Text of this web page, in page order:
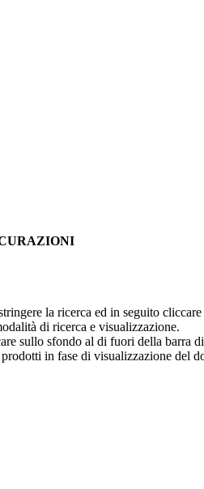
la ricerca ed in seguito
di ricerca e visualizzazione.
sullo sfondo al di fuori della barra
in fase di visualizzazione del